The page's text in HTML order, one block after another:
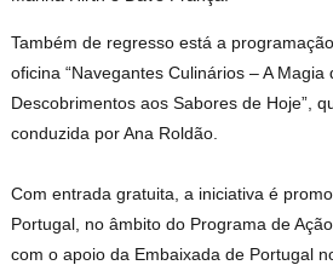
Também de regresso está a
oficina “Navegantes Culinários – A Magia
Descobrimentos aos Sabores de Hoje”,
conduzida por Ana Roldão.
Com entrada gratuita, a iniciativa é
Portugal, no âmbito do Programa de
com o apoio da Embaixada de Portugal